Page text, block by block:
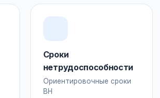
Сроки
нетрудоспособности
Ориентировочные сроки
ВН